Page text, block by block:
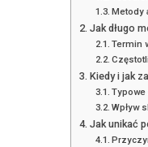
Metody
Jak długo
Termin
Kiedy i jak
Wpływ
Jak unikać